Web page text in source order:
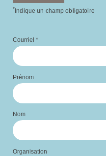
* Indique un champ obligatoire
Courriel *
Prénom
Nom
Organisation